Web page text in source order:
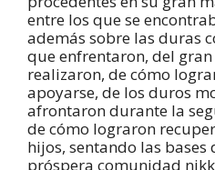
entre los que se
además sobre las duras
que enfrentaron, del
realizaron, de cómo
apoyarse, de los duros
afrontaron durante la
de cómo lograron
hijos, sentando las bases
próspera comunidad